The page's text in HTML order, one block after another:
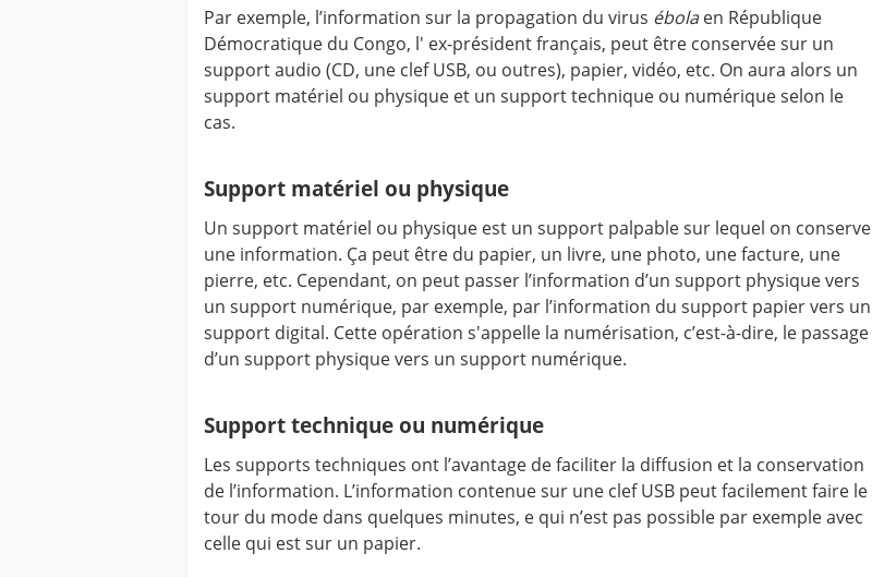
Par exemple, l’information sur la propagation du virus ébolaen République
Démocratique du Congo, l' ex-président français, peut être conservée sur un
support audio (CD, une clef USB, ou outres), papier, vidéo, etc. On aura alors un
support matériel ou physique et un support technique ou numérique selon le
cas.
Support matériel ou physique
Un support matériel ou physique est un support palpable sur lequel on conserve
une information. Ça peut être du papier, un livre, une photo, une facture, une
pierre, etc. Cependant, on peut passer l’information d’un support physique vers
un support numérique, par exemple, par l’information du support papier vers un
support digital. Cette opération s'appelle la numérisation, c’est-à-dire, le passage
d’un support physique vers un support numérique.
Support technique ou numérique
Les supports techniques ont l’avantage de faciliter la diffusion et la conservation
de l’information. L’information contenue sur une clef USB peut facilement faire le
tour du mode dans quelques minutes, e qui n’est pas possible par exemple avec
celle qui est sur un papier.